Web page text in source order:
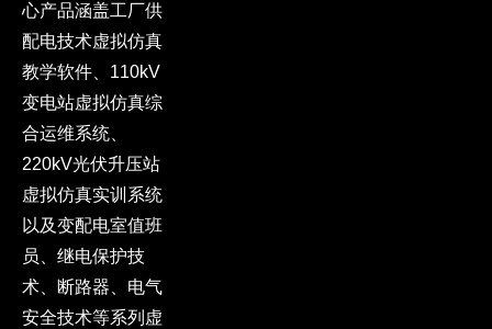
心产品涵盖工厂供
配电技术虚拟仿真
教学软件、110kV
变电站虚拟仿真综
合运维系统、
220kV光伏升压站
虚拟仿真实训系统
以及变配电室值班
员、继电保护技
术、断路器、电气
安全技术等系列虚